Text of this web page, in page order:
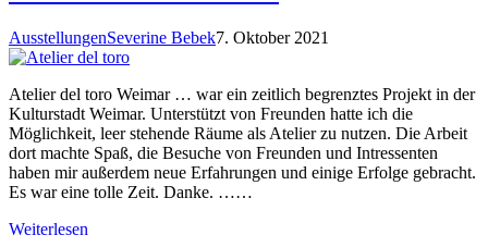
AusstellungenSeverine Bebek7. Oktober 2021
Atelier del toro Weimar … war ein zeitlich begrenztes Projekt in der
Kulturstadt Weimar. Unterstützt von Freunden hatte ich die
Möglichkeit, leer stehende Räume als Atelier zu nutzen. Die Arbeit
dort machte Spaß, die Besuche von Freunden und Intressenten
haben mir außerdem neue Erfahrungen und einige Erfolge gebracht.
Es war eine tolle Zeit. Danke. ……
Weiterlesen